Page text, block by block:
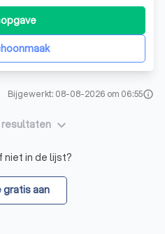
Bijgewerkt: 08-08-2026 om 06:55info
keyboard_arrow_down
niet in de lijst?
gratis aan